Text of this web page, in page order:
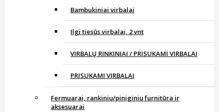
Bambukiniai virbalai
Ilgi tiesūs virbalai, 2 vnt
VIRBALŲ RINKINIAI / PRISUKAMI VIRBALAI
PRISUKAMI VIRBALAI
Fermuarai, rankinių/piniginių furnitūra ir
aksesuarai